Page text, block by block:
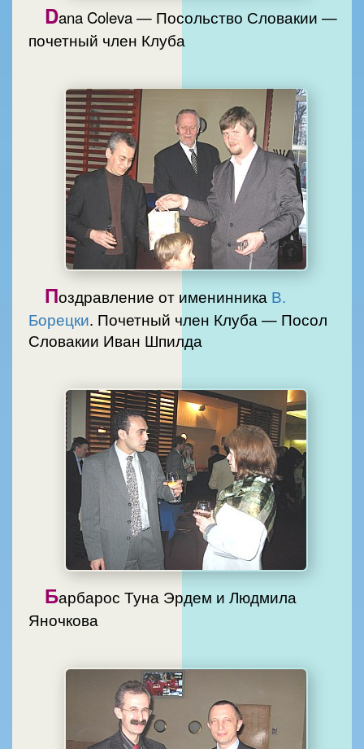
Dana Coleva — Посольство Словакии —
почетный член Клуба
Поздравление от именинника В.
Борецки. Почетный член Клуба — Посол
Словакии Иван Шпилда
Барбарос Туна Эрдем и Людмила
Яночкова